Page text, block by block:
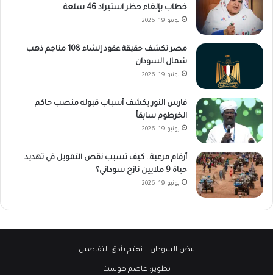
خطاب بإلغاء حظر استيراد 46 سلعة
يونيو 19, 2026
مصر تكشف حقيقة عقود إنشاء 108 مناجم ذهب
شمال السودان
يونيو 19, 2026
فارس النور يكشف أسباب قبوله منصب حاكم
الخرطوم سابقاً
يونيو 19, 2026
أرقام مرعبة.. كيف تسبب نقص التمويل في تهديد
حياة 9 ملايين نازح سوداني؟
يونيو 19, 2026
نبض السودان .. نهتم بأدق التفاصيل
تطوير:عاصم هوست